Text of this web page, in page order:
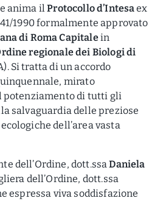
anima ilProtocollo d’Intesaex
1990 formalmente approvato
di Roma Capitalein
regionale dei Biologi di
Si tratta di un accordo
mirato
potenziamento di tutti gli
salvaguardia delle preziose
dell’area vasta
dell’Ordine, dott.ssaDaniela
dell’Ordine, dott.ssa
espressa viva soddisfazione